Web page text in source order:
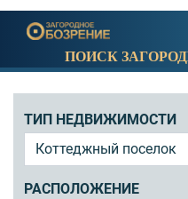
ПОИСК
ТИП НЕДВИЖИМОСТИ
РАСПОЛОЖЕНИЕ